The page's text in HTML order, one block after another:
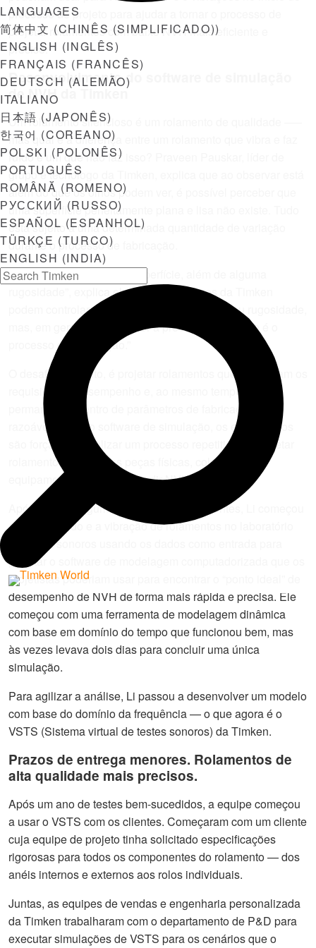
LANGUAGES
简体中文 (CHINÊS (SIMPLIFICADO))
ENGLISH (INGLÊS)
FRANÇAIS (FRANCÊS)
DEUTSCH (ALEMÃO)
ITALIANO
日本語 (JAPONÊS)
한국어 (COREANO)
POLSKI (POLONÊS)
PORTUGUÊS
ROMÂNĂ (ROMENO)
РУССКИЙ (RUSSO)
ESPAÑOL (ESPANHOL)
TÜRKÇE (TURCO)
ENGLISH (INDIA)
processo de projeto para ajudar a tornar o processo de
projetar rolamentos com baixo NVH mais eficiente e
preciso.
Desenvolvimento do software de simulação
de NVH da Timken
Um rolamento silencioso é um rolamento de qualidade —–
mas qual é a diferença entre um rolamento que vibra e faz
ruído e um que não faz isso? Praveen Pauskar, líder de
grupo e tecnólogo da Timken, explica que ao observar está
além do que os olhos podem ver, é possível perceber que
uma superfície perfeitamente plana e lisa não existe. Tudo
está sujeito a uma determinada quantidade de variação
durante o processo de fabricação.
“Existem ondulações na superfície, além de alguma
rugosidade”, explica ele. “Os engenheiros da Timken
podem controlar a quantidade de ondulação ou rugosidade,
mas, em geral, quanto maior a precisão, mais caro é o
processo de fabricação.”
O desafio, portanto, é projetar rolamentos que satisfaçam os
requisitos de desempenho e, ao mesmo tempo,
permaneçam dentro de parâmetros de fabricação
razoáveis. Sem o software de simulação, os engenheiros
são forçados a realizar um processo repetitivo de projetar
rolamentos, fabricar as peças físicas, colocá-los em
equipamentos de teste e medir NVH.
Após realizar algumas pesquisas com clientes, Li começou
a medir o ruído e a vibração de rolamentos no laboratório
de testes sonoros usando os dados como entrada para
projetar o software de modelagem computadorizada que os
projetistas poderiam usar para encontrar o “ponto ideal” de
desempenho de NVH de forma mais rápida e precisa. Ele
começou com uma ferramenta de modelagem dinâmica
com base em domínio do tempo que funcionou bem, mas
às vezes levava dois dias para concluir uma única
simulação.
Para agilizar a análise, Li passou a desenvolver um modelo
com base do domínio da frequência — o que agora é o
VSTS (Sistema virtual de testes sonoros) da Timken.
Prazos de entrega menores. Rolamentos de
alta qualidade mais precisos.
Após um ano de testes bem-sucedidos, a equipe começou
a usar o VSTS com os clientes. Começaram com um cliente
cuja equipe de projeto tinha solicitado especificações
rigorosas para todos os componentes do rolamento — dos
anéis internos e externos aos rolos individuais.
Juntas, as equipes de vendas e engenharia personalizada
da Timken trabalharam com o departamento de P&D para
executar simulações de VSTS para os cenários que o